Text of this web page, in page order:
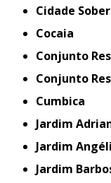
Cidade
Cocaia
Conjunto
Conjunto
Cumbica
Jardim
Jardim
Jardim